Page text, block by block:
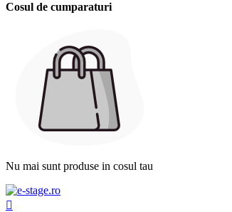
Cosul de cumparaturi
Nu mai sunt produse in cosul tau
